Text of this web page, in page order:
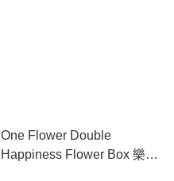
One Flower Double
Happiness Flower Box 樂悅